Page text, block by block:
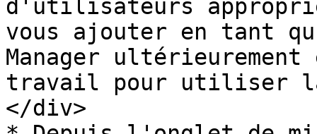
d'utilisateurs
vous ajouter en tant
Manager
travail pour utiliser
</div>